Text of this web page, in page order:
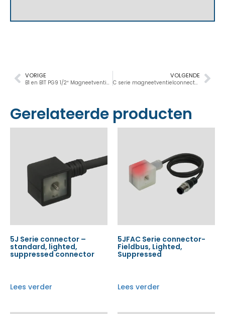
VOLGENDE
C serie magneetventielconnectoren Industriële standaard
VORIGE
Gerelateerde producten
5J Serie connector –
standard, lighted,
suppressed connector
Lees verder
5JFAC Serie connector-
Fieldbus, Lighted,
Suppressed
Lees verder